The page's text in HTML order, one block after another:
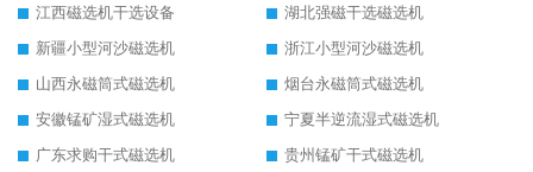
江西磁选机干选设备
湖北强磁干选磁选机
新疆小型河沙磁选机
浙江小型河沙磁选机
山西永磁筒式磁选机
烟台永磁筒式磁选机
安徽锰矿湿式磁选机
宁夏半逆流湿式磁选机
广东求购干式磁选机
贵州锰矿干式磁选机